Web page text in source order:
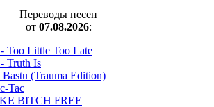
Переводы песен
от 07.08.2026:
- Too Little Too Late
- Truth Is
Bastu (Trauma Edition)
Tac
BITCH FREE